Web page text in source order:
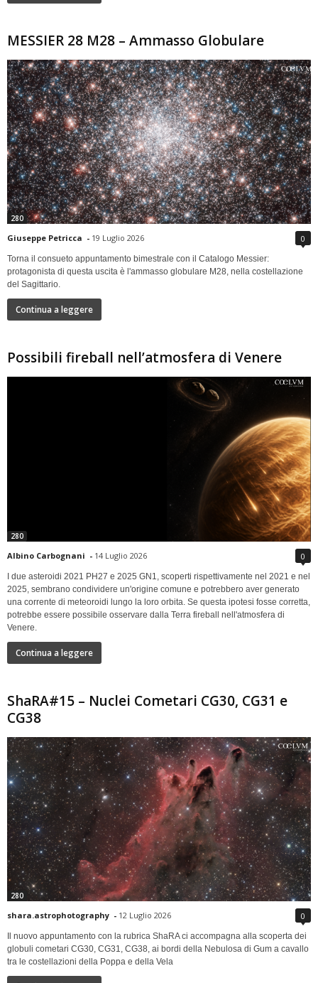
MESSIER 28 M28 – Ammasso Globulare
280
Giuseppe Petricca - 19 Luglio 2026 0
Torna il consueto appuntamento bimestrale con il Catalogo Messier:
protagonista di questa uscita è l'ammasso globulare M28, nella costellazione
del Sagittario.
Continua a leggere
Possibili fireball nell’atmosfera di Venere
280
Albino Carbognani - 14 Luglio 2026 0
I due asteroidi 2021 PH27 e 2025 GN1, scoperti rispettivamente nel 2021 e nel
2025, sembrano condividere un'origine comune e potrebbero aver generato
una corrente di meteoroidi lungo la loro orbita. Se questa ipotesi fosse corretta,
potrebbe essere possibile osservare dalla Terra fireball nell'atmosfera di
Venere.
Continua a leggere
ShaRA#15 – Nuclei Cometari CG30, CG31 e
CG38
280
shara.astrophotography - 12 Luglio 2026 0
Il nuovo appuntamento con la rubrica ShaRA ci accompagna alla scoperta dei
globuli cometari CG30, CG31, CG38, ai bordi della Nebulosa di Gum a cavallo
tra le costellazioni della Poppa e della Vela